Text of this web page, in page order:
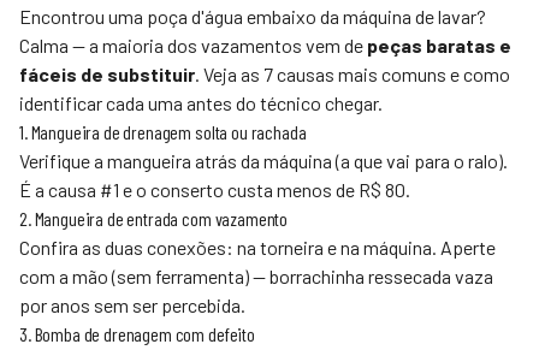
Encontrou uma poça d'água embaixo da máquina de lavar?
Calma — a maioria dos vazamentos vem de peças baratas e
fáceis de substituir. Veja as 7 causas mais comuns e como
identificar cada uma antes do técnico chegar.
1. Mangueira de drenagem solta ou rachada
Verifique a mangueira atrás da máquina (a que vai para o ralo).
É a causa #1 e o conserto custa menos de R$ 80.
2. Mangueira de entrada com vazamento
Confira as duas conexões: na torneira e na máquina. Aperte
com a mão (sem ferramenta) — borrachinha ressecada vaza
por anos sem ser percebida.
3. Bomba de drenagem com defeito